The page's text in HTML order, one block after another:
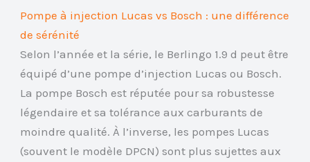
Pompe à injection Lucas vs Bosch : une différence
de sérénité
Selon l’année et la série, le Berlingo 1.9 d peut être
équipé d’une pompe d’injection Lucas ou Bosch.
La pompe Bosch est réputée pour sa robustesse
légendaire et sa tolérance aux carburants de
moindre qualité. À l’inverse, les pompes Lucas
(souvent le modèle DPCN) sont plus sujettes aux